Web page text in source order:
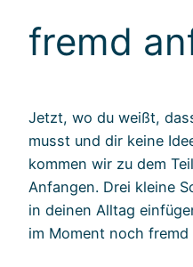
fremd
Jetzt, wo du weißt,
musst und dir keine
kommen wir zu dem
Anfangen. Drei kleine
in deinen Alltag
im Moment noch